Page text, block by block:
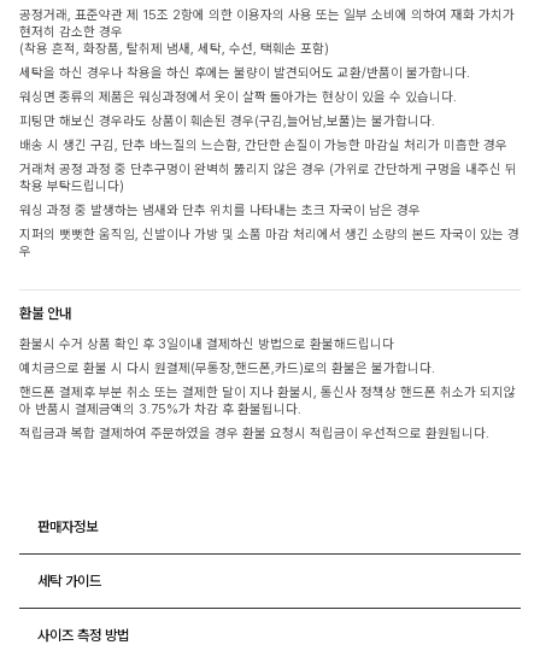
공정거래, 표준약관 제 15조 2항에 의한 이용자의 사용 또는 일부 소비에 의하여 재화 가치가
현저히 감소한 경우
(착용 흔적, 화장품, 탈취제 냄새, 세탁, 수선, 택훼손 포함)
세탁을 하신 경우나 착용을 하신 후에는 불량이 발견되어도 교환/반품이 불가합니다.
워싱면 종류의 제품은 워싱과정에서 옷이 살짝 돌아가는 현상이 있을 수 있습니다.
피팅만 해보신 경우라도 상품이 훼손된 경우(구김,늘어남,보풀)는 불가합니다.
배송 시 생긴 구김, 단추 바느질의 느슨함, 간단한 손질이 가능한 마감실 처리가 미흡한 경우
거래처 공정 과정 중 단추구멍이 완벽히 뚫리지 않은 경우 (가위로 간단하게 구멍을 내주신 뒤
착용 부탁드립니다)
워싱 과정 중 발생하는 냄새와 단추 위치를 나타내는 초크 자국이 남은 경우
지퍼의 뻣뻣한 움직임, 신발이나 가방 및 소품 마감 처리에서 생긴 소량의 본드 자국이 있는 경
우
환불 안내
환불시 수거 상품 확인 후 3일이내 결제하신 방법으로 환불해드립니다
예치금으로 환불 시 다시 원결제(무통장,핸드폰,카드)로의 환불은 불가합니다.
핸드폰 결제후 부분 취소 또는 결제한 달이 지나 환불시, 통신사 정책상 핸드폰 취소가 되지않
아 반품시 결제금액의 3.75%가 차감 후 환불됩니다.
적립금과 복합 결제하여 주문하였을 경우 환불 요청시 적립금이 우선적으로 환원됩니다.
판매자정보
세탁 가이드
사이즈 측정 방법